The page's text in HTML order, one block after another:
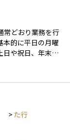
ため、日中の値
なります。一方
ますが、これは
ルタイム取引用に
れます。 NAV
ます。 ただ
、市場での売買
常どおり業務を行
本的に平日の月曜
日や祝日、年末年
重要になります。
して理解してお
> た行